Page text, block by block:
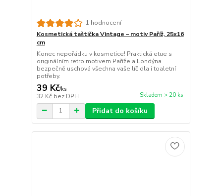
1 hodnocení
Kosmetická taštička Vintage – motiv Paříž, 25x16
cm
Konec nepořádku v kosmetice! Praktická etue s
originálním retro motivem Paříže a Londýna
bezpečně uschová všechna vaše líčidla i toaletní
potřeby.
39 Kč/ks
32 Kč bez DPH Skladem > 20 ks
Přidat do košíku